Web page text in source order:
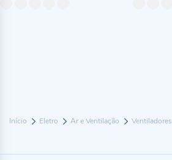
Início Eletro Ar e Ventilação Ventiladores